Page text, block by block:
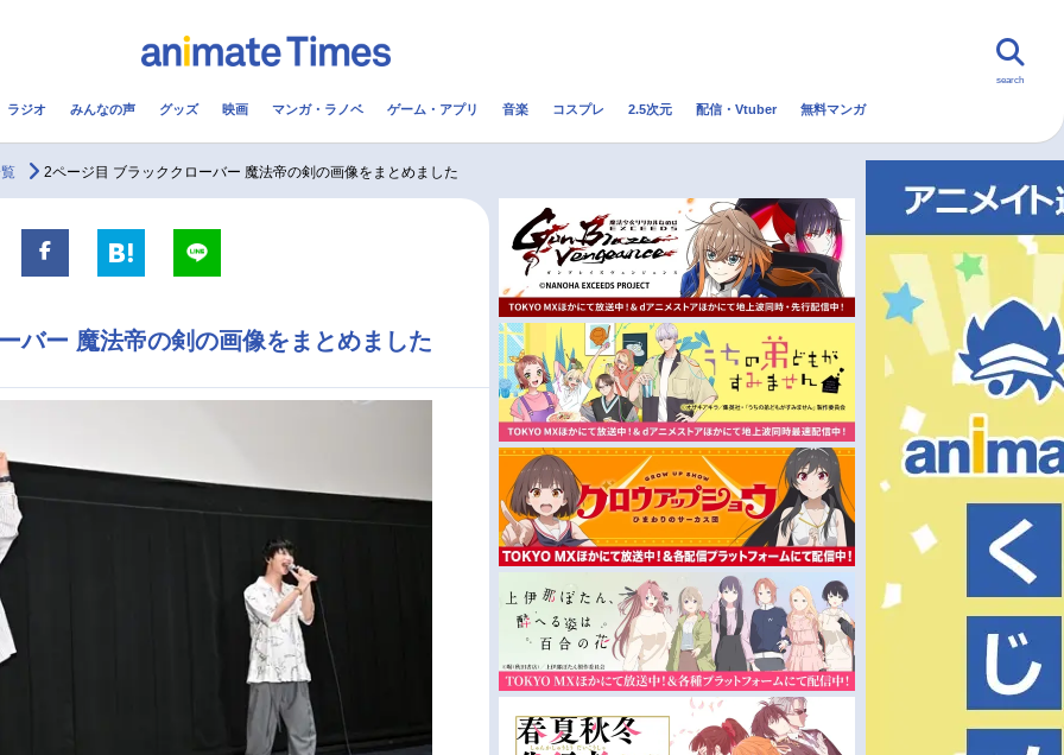
配信・Vtuber トレンド 無料マンガ
実写化映画一覧
男性声優/女性声優一覧
今期アニメ曜日別一覧
春アニメ
夏アニメ
秋アニメ
冬アニメ
search
ラジオ みんなの声 グッズ 映画 マンガ・ラノベ ゲーム・アプリ 音楽 コスプレ 2.5次元 配信・Vtuber 無料マンガ
2ページ目 ブラッククローバー 魔法帝の剣の画像をまとめました
バー 魔法帝の剣の画像をまとめました